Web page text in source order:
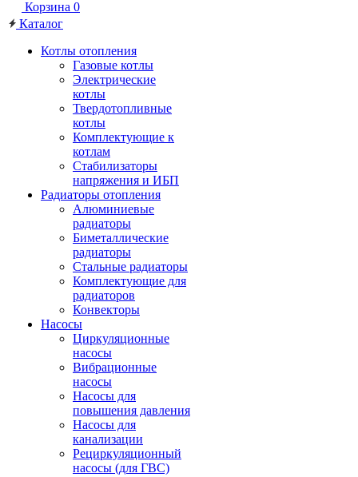
Корзина 0
Каталог
Котлы отопления
Газовые котлы
Электрические
котлы
Твердотопливные
котлы
Комплектующие к
котлам
Стабилизаторы
напряжения и ИБП
Радиаторы отопления
Алюминиевые
радиаторы
Биметаллические
радиаторы
Стальные радиаторы
Комплектующие для
радиаторов
Конвекторы
Насосы
Циркуляционные
насосы
Вибрационные
насосы
Насосы для
повышения давления
Насосы для
канализации
Рециркуляционный
насосы (для ГВС)